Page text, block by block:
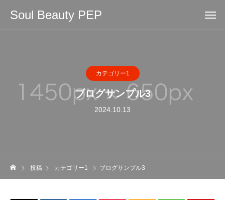
Soul Beauty PEP
カテゴリー1
ブログサンプル3
2024.10.13
投稿 カテゴリー1 ブログサンプル3